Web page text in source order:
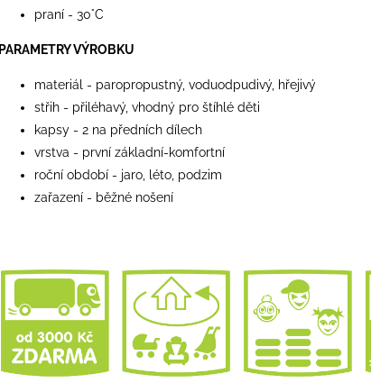
praní - 30°C
PARAMETRY VÝROBKU
materiál - paropropustný, voduodpudivý, hřejivý
střih - přiléhavý, vhodný pro štíhlé děti
kapsy - 2 na předních dílech
vrstva - první základní-komfortní
roční období - jaro, léto, podzim
zařazení - běžné nošení